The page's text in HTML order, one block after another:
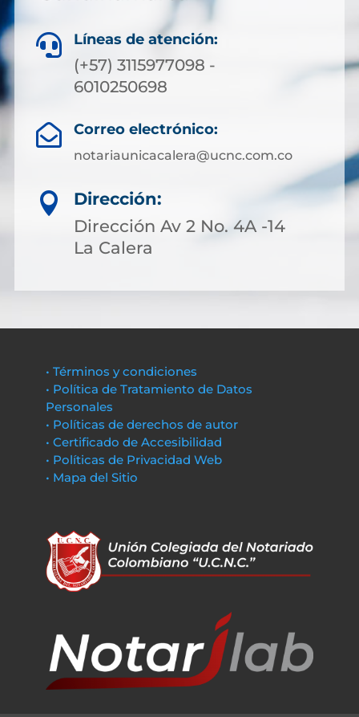
 Líneas de atención:
(+57) 3115977098 -
6010250698
 Correo electrónico:
notariaunicacalera@ucnc.com.co

Dirección:
Dirección Av 2 No. 4A -14
La Calera
• Términos y condiciones
• Política de Tratamiento de Datos
Personales
• Políticas de derechos de autor
• Certificado de Accesibilidad
• Políticas de Privacidad Web
• Mapa del Sitio